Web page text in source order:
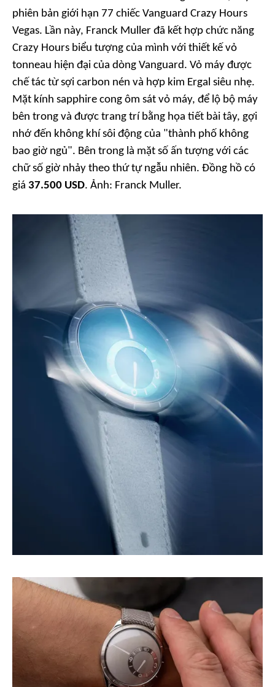
phiên bản giới hạn 77 chiếc Vanguard Crazy Hours
Vegas. Lần này, Franck Muller đã kết hợp chức năng
Crazy Hours biểu tượng của mình với thiết kế vỏ
tonneau hiện đại của dòng Vanguard. Vỏ máy được
chế tác từ sợi carbon nén và hợp kim Ergal siêu nhẹ.
Mặt kính sapphire cong ôm sát vỏ máy, để lộ bộ máy
bên trong và được trang trí bằng họa tiết bài tây, gợi
nhớ đến không khí sôi động của "thành phố không
bao giờ ngủ". Bên trong là mặt số ấn tượng với các
chữ số giờ nhảy theo thứ tự ngẫu nhiên. Đồng hồ có
giá 37.500 USD. Ảnh: Franck Muller.